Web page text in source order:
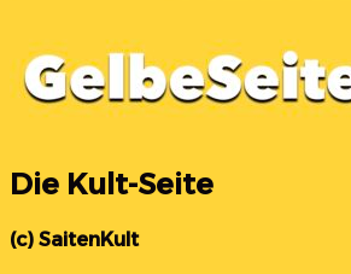
Die Kult-Seite
(c) SaitenKult